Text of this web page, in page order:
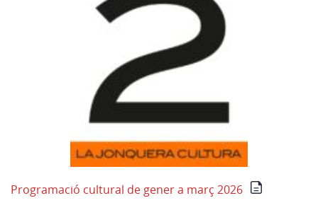
Programació cultural de gener a març 2026